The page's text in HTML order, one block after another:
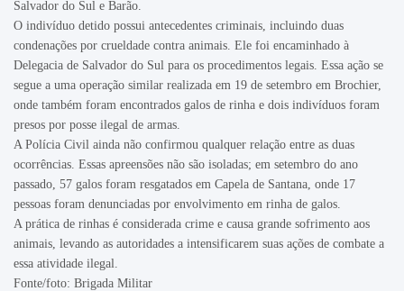
Salvador do Sul e Barão.
O indivíduo detido possui antecedentes criminais, incluindo duas
condenações por crueldade contra animais. Ele foi encaminhado à
Delegacia de Salvador do Sul para os procedimentos legais. Essa ação se
segue a uma operação similar realizada em 19 de setembro em Brochier,
onde também foram encontrados galos de rinha e dois indivíduos foram
presos por posse ilegal de armas.
A Polícia Civil ainda não confirmou qualquer relação entre as duas
ocorrências. Essas apreensões não são isoladas; em setembro do ano
passado, 57 galos foram resgatados em Capela de Santana, onde 17
pessoas foram denunciadas por envolvimento em rinha de galos.
A prática de rinhas é considerada crime e causa grande sofrimento aos
animais, levando as autoridades a intensificarem suas ações de combate a
essa atividade ilegal.
Fonte/foto: Brigada Militar